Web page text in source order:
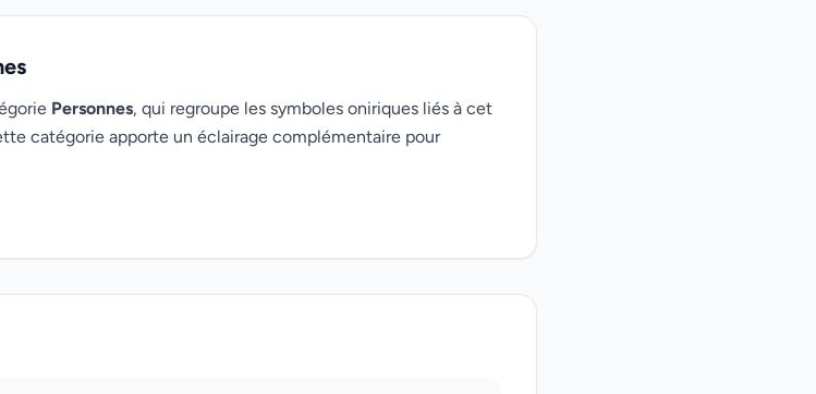
Personnes, qui regroupe les symboles oniriques liés à cet
catégorie apporte un éclairage complémentaire pour